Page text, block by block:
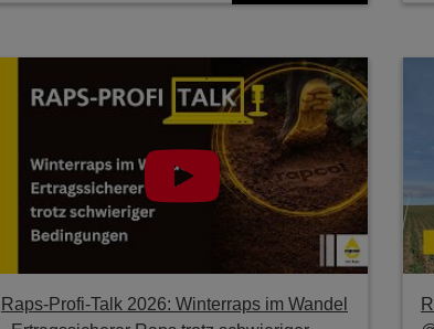
Raps-Profi-Talk 2026: Winterraps im Wandel